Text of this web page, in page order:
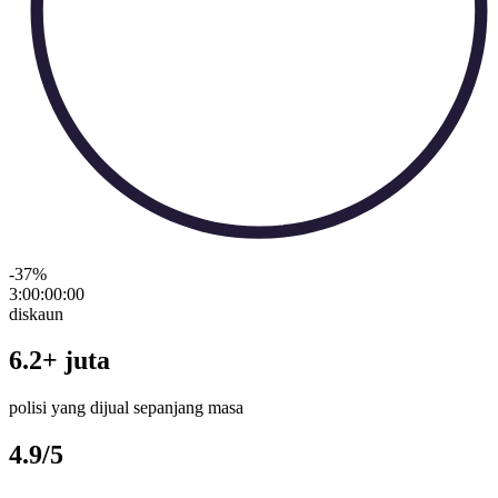
-37%
3:00:00:00
diskaun
6.2+ juta
polisi yang dijual sepanjang masa
4.9/5